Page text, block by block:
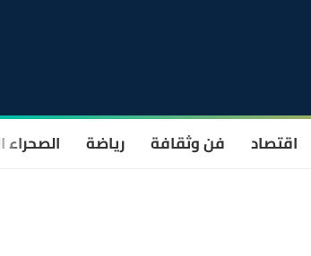
اقتصاد فن وثقافة رياضة الصحراء